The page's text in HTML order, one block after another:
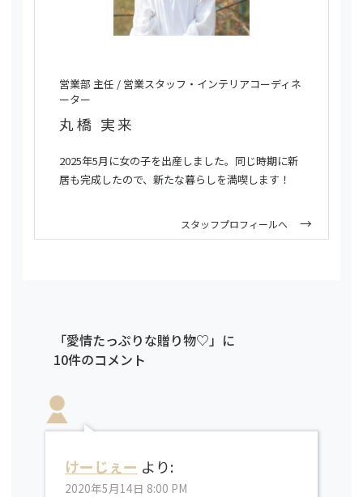
営業部 主任 / 営業スタッフ・インテリアコーディネ
ーター
丸橋 実来
2025年5月に女の子を出産しました。同じ時期に新
居も完成したので、新たな暮らしを満喫します！
スタッフプロフィールへ
「愛情たっぷりな贈り物♡」に
10件のコメント
けーじぇー より:
2020年5月14日 8:00 PM